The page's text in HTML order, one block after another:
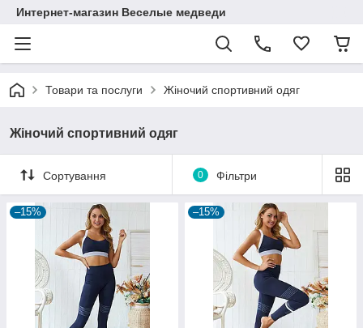
Интернет-магазин Веселые медведи
Товари та послуги Жіночий спортивний одяг
Жіночий спортивний одяг
Сортування 0 Фільтри
–15% –15%